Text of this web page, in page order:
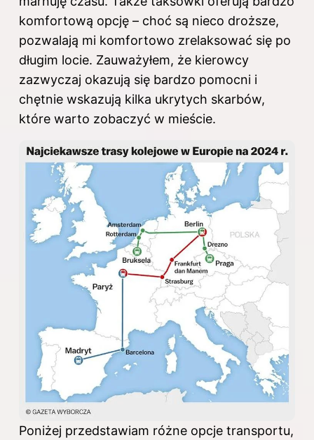
komfortową opcję – choć są nieco droższe,
pozwalają mi komfortowo zrelaksować się po
długim locie. Zauważyłem, że kierowcy
zazwyczaj okazują się bardzo pomocni i
chętnie wskazują kilka ukrytych skarbów,
które warto zobaczyć w mieście.
Poniżej przedstawiam różne opcje transportu,